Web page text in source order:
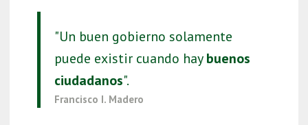
"Un buen gobierno solamente
puede existir cuando haybuenos
ciudadanos".
Francisco I. Madero